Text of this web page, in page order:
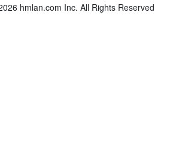
hmlan.com Inc. All Rights Reserved